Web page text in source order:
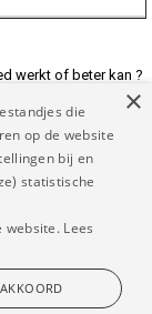
werkt of beter kan ?
voor jou beter maken
|Algemene
website op wat voor
of de rechtmatige
die
op de website
bij en
statistische
website. Lees
×